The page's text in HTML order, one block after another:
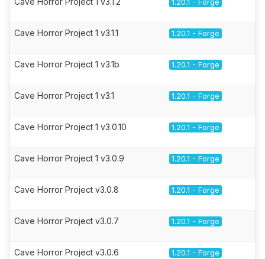
1.20.1 - Forge
Cave Horror Project 1 v3.1.1 1.20.1 - Forge
Cave Horror Project 1 v3.1b 1.20.1 - Forge
Cave Horror Project 1 v3.1 1.20.1 - Forge
Cave Horror Project 1 v3.0.10 1.20.1 - Forge
Cave Horror Project 1 v3.0.9 1.20.1 - Forge
Cave Horror Project v3.0.8 1.20.1 - Forge
Cave Horror Project v3.0.7 1.20.1 - Forge
Cave Horror Project v3.0.6 1.20.1 - Forge